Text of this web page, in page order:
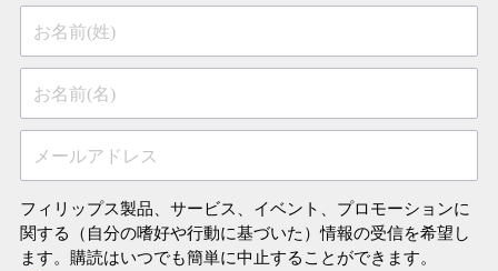
お名前(姓)
お名前(名)
メールアドレス
フィリップス製品、サービス、イベント、プロモーションに
関する（自分の嗜好や行動に基づいた）情報の受信を希望し
ます。購読はいつでも簡単に中止することができます。